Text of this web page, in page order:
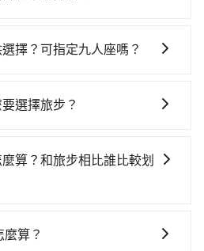
公里再額外加收$3.2，從彰化
可能的每小時40元路邊停車費
乘坐體驗較差的車款，如果人
大的七人座或九人座可供選
在開樂透一樣。另外，偶爾也
如果在路邊攔不到車，也可考
元間，若改選tripool的專車
就是說要臨時叫到小黃的難度
。再加上彰化縣有些計程車司
但當你們人數超過四位時，叫
擇？可指定九人座嗎？
田Toyota、福特Ford、福斯
均有最高500萬乘客險。如果有
要大T保母車、20人座中巴、
選擇旅步？
有任何隱藏費用。此外，我們
定，並致力於提供高品質的包
算？和旅步相比誰比較划
來計算，而且在不同城市和地
算？